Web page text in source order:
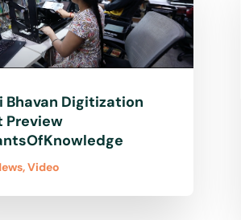
Bhavan Digitization
Preview
,Video